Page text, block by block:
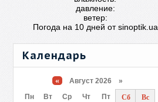
давление:
ветер:
Погода на 10 дней отsinoptik.ua
Календарь
« Август 2026 »
Пн
Вт Ср Чт Пт Сб
Вс